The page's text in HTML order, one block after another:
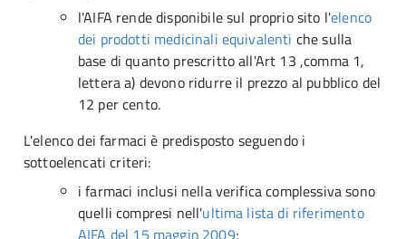
l'AIFA rende disponibile sul proprio sito l'elenco
dei prodotti medicinali equivalenti che sulla
base di quanto prescritto all'Art 13 ,comma 1,
lettera a) devono ridurre il prezzo al pubblico del
12 per cento.
L'elenco dei farmaci è predisposto seguendo i
sottoelencati criteri:
i farmaci inclusi nella verifica complessiva sono
quelli compresi nell'ultima lista di riferimento
AIFA del 15 maggio 2009;